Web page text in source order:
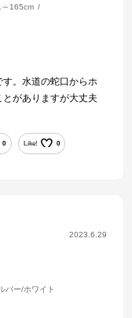
～165cm
。水道の蛇口からホ
がありますが大丈夫
0 Like! 0
2023.6.29
バー/ホワイト